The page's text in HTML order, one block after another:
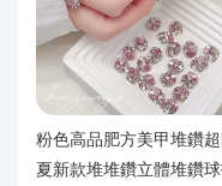
粉色高品肥方美甲堆鑽
夏新款堆堆鑽立體堆鑽